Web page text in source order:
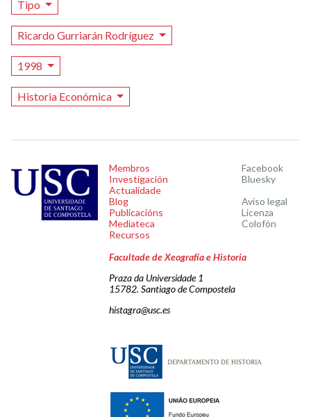
Tipo
Ricardo Gurriarán Rodríguez
1998
Historia Económica
Membros
Investigación
Actualidade
Blog
Publicacións
Mediateca
Recursos
Facebook
Bluesky
Aviso legal
Licenza
Colofón
Facultade de Xeografía e Historia
Praza da Universidade 1
15782. Santiago de Compostela
histagra@usc.es